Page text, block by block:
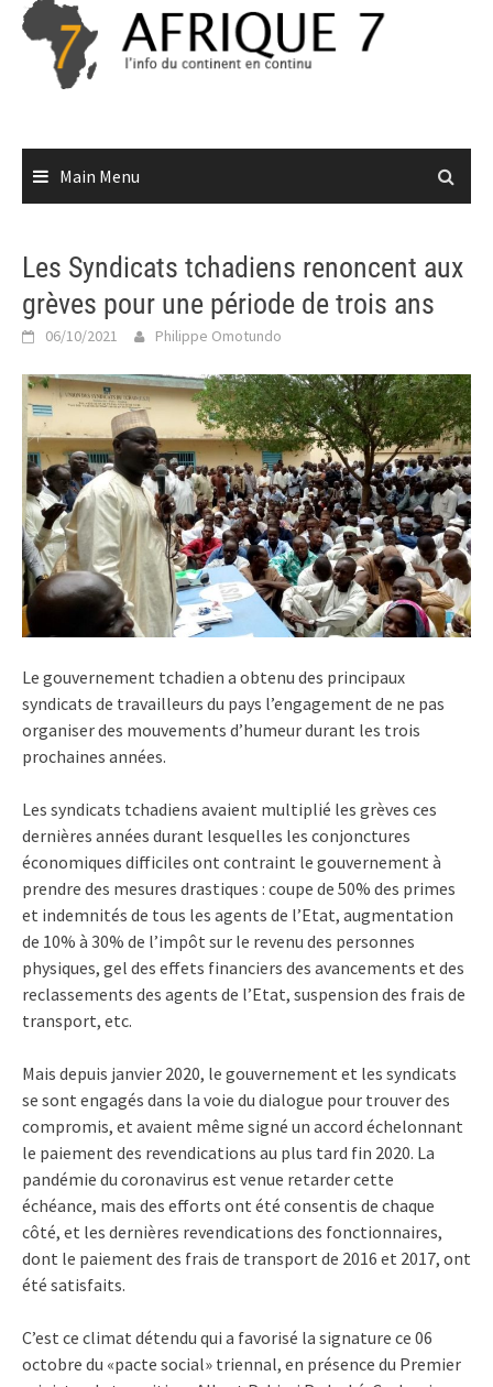
Skip
content
Main Menu
Les Syndicats tchadiens renoncent aux
grèves pour une période de trois ans
06/10/2021 Philippe Omotundo
Le gouvernement tchadien a obtenu des principaux
syndicats de travailleurs du pays l’engagement de ne pas
organiser des mouvements d’humeur durant les trois
prochaines années.
Les syndicats tchadiens avaient multiplié les grèves ces
dernières années durant lesquelles les conjonctures
économiques difficiles ont contraint le gouvernement à
prendre des mesures drastiques : coupe de 50% des primes
et indemnités de tous les agents de l’Etat, augmentation
de 10% à 30% de l’impôt sur le revenu des personnes
physiques, gel des effets financiers des avancements et des
reclassements des agents de l’Etat, suspension des frais de
transport, etc.
Mais depuis janvier 2020, le gouvernement et les syndicats
se sont engagés dans la voie du dialogue pour trouver des
compromis, et avaient même signé un accord échelonnant
le paiement des revendications au plus tard fin 2020. La
pandémie du coronavirus est venue retarder cette
échéance, mais des efforts ont été consentis de chaque
côté, et les dernières revendications des fonctionnaires,
dont le paiement des frais de transport de 2016 et 2017, ont
été satisfaits.
C’est ce climat détendu qui a favorisé la signature ce 06
octobre du «pacte social» triennal, en présence du Premier